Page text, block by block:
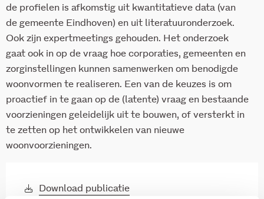
de profielen is afkomstig uit kwantitatieve data (van
de gemeente Eindhoven) en uit literatuuronderzoek.
Ook zijn expertmeetings gehouden. Het onderzoek
gaat ook in op de vraag hoe corporaties, gemeenten en
zorginstellingen kunnen samenwerken om benodigde
woonvormen te realiseren. Een van de keuzes is om
proactief in te gaan op de (latente) vraag en bestaande
voorzieningen geleidelijk uit te bouwen, of versterkt in
te zetten op het ontwikkelen van nieuwe
woonvoorzieningen.
Download publicatie